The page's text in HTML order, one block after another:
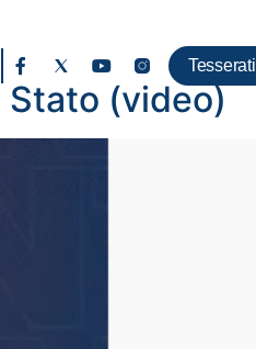
Tesserati
Stato (video)